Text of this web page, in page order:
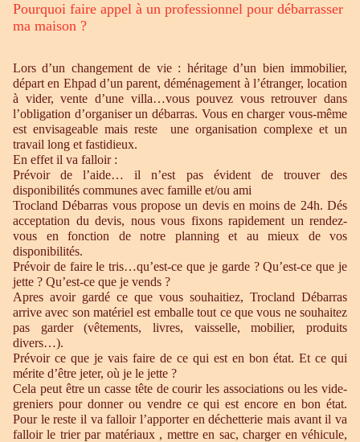
Pourquoi faire appel à un professionnel pour débarrasser
ma maison ?
Lors d’un changement de vie : héritage d’un bien immobilier,
départ en Ehpad d’un parent, déménagement à l’étranger, location
à vider, vente d’une villa…vous pouvez vous retrouver dans
l’obligation d’organiser un débarras. Vous en charger vous-même
est envisageable mais reste une organisation complexe et un
travail long et fastidieux.
En effet il va falloir :
Prévoir de l’aide… il n’est pas évident de trouver des
disponibilités communes avec famille et/ou ami
Trocland Débarras vous propose un devis en moins de 24h. Dés
acceptation du devis, nous vous fixons rapidement un rendez-
vous en fonction de notre planning et au mieux de vos
disponibilités.
Prévoir de faire le tris…qu’est-ce que je garde ? Qu’est-ce que je
jette ? Qu’est-ce que je vends ?
Apres avoir gardé ce que vous souhaitiez, Trocland Débarras
arrive avec son matériel est emballe tout ce que vous ne souhaitez
pas garder (vêtements, livres, vaisselle, mobilier, produits
divers…).
Prévoir ce que je vais faire de ce qui est en bon état. Et ce qui
mérite d’être jeter, où je le jette ?
Cela peut être un casse tête de courir les associations ou les vide-
greniers pour donner ou vendre ce qui est encore en bon état.
Pour le reste il va falloir l’apporter en déchetterie mais avant il va
falloir le trier par matériaux , mettre en sac, charger en véhicule,